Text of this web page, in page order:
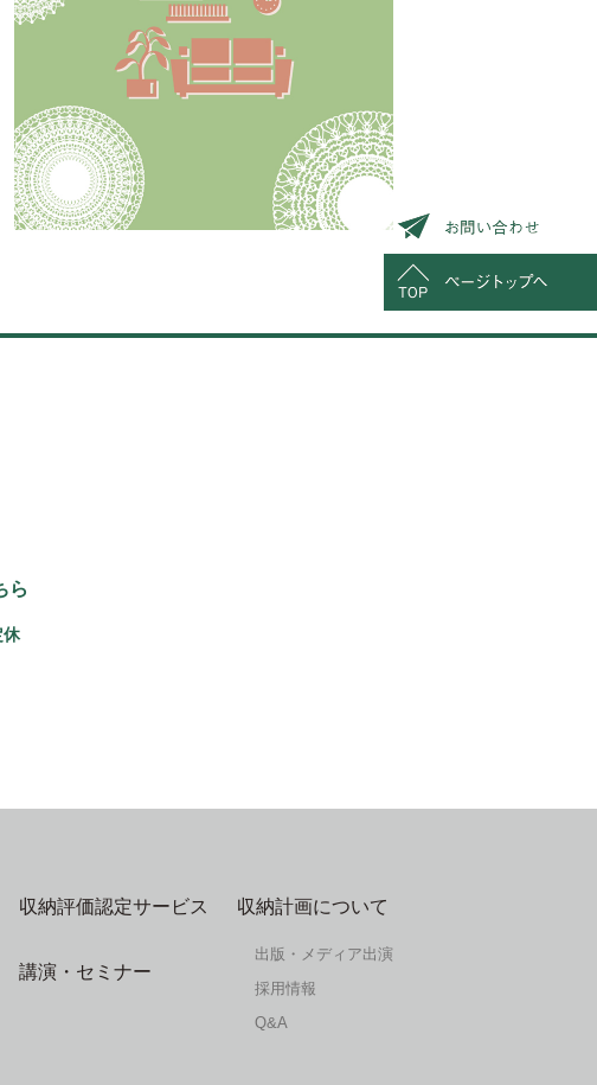
ら
収納評価認定サービス
講演・セミナー
収納計画について
出版・メディア出演
採用情報
Q&A